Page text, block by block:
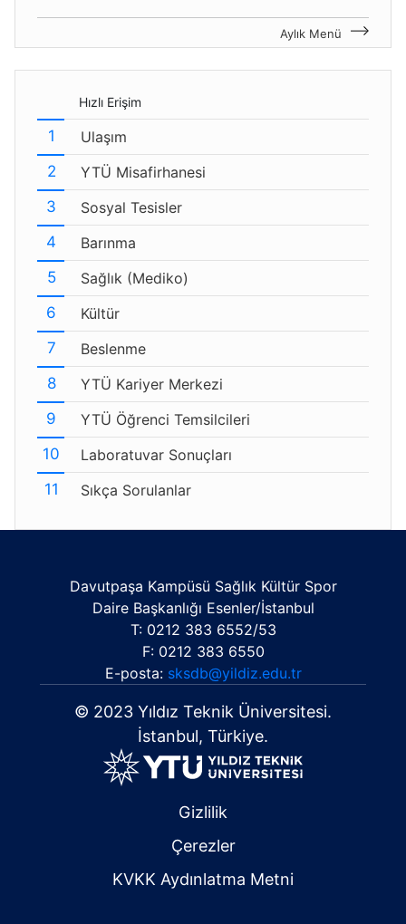
Aylık Menü
Hızlı Erişim
Ulaşım
YTÜ Misafirhanesi
Sosyal Tesisler
Barınma
Sağlık (Mediko)
Kültür
Beslenme
YTÜ Kariyer Merkezi
YTÜ Öğrenci Temsilcileri
Laboratuvar Sonuçları
Sıkça Sorulanlar
Davutpaşa Kampüsü Sağlık Kültür Spor
Daire Başkanlığı Esenler/İstanbul
T: 0212 383 6552/53
F: 0212 383 6550
E-posta: sksdb@yildiz.edu.tr
© 2023 Yıldız Teknik Üniversitesi.
İstanbul, Türkiye.
Gizlilik
Çerezler
KVKK Aydınlatma Metni